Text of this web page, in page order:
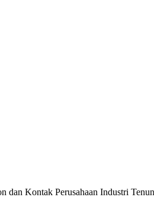
dan Kontak Perusahaan Industri